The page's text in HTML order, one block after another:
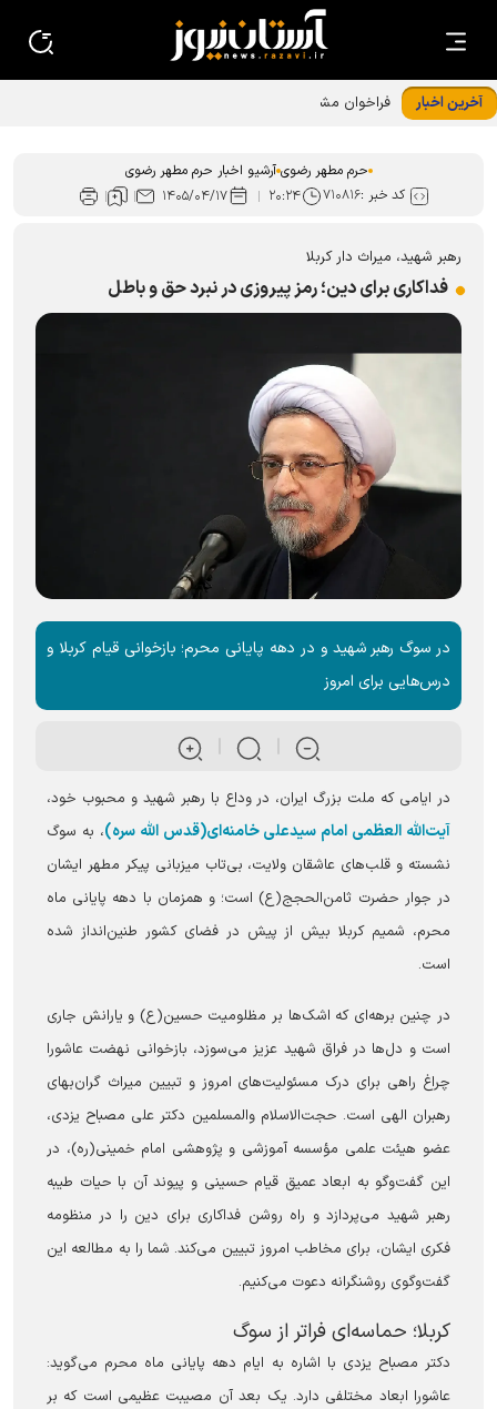
آخرین اخبار
فراخوان مشارکت زائران و مجاوران در طرح «خدمت در بهشت»
حرم مطهر رضوی آرشیو اخبار حرم مطهر رضوی
کد خبر :۷۱۰۸۱۶ ۲۰:۲۴ ۱۴۰۵/۰۴/۱۷
‏رهبر شهید، میراث دار کربلا
‏فداکاری برای دین؛ رمز پیروزی در نبرد حق و باطل
‏در سوگ رهبر شهید و در دهه پایانی محرم؛ بازخوانی قیام کربلا و
درس‌هایی برای امروز
در ایامی که ملت بزرگ ایران، در وداع با رهبر شهید و محبوب خود،
آیت‌الله العظمی امام سیدعلی خامنه‌ای(قدس الله سره)، به سوگ
نشسته و قلب‌های عاشقان ولایت، بی‌تاب میزبانی پیکر مطهر ایشان
در جوار حضرت ثامن‌الحجج(ع) است؛ و همزمان با دهه پایانی ماه
محرم، شمیم کربلا بیش از پیش در فضای کشور طنین‌انداز شده
است.
در چنین برهه‌ای که اشک‌ها بر مظلومیت حسین(ع) و یارانش جاری
است و دل‌ها در فراق شهید عزیز می‌سوزد، بازخوانی نهضت عاشورا
چراغ راهی برای درک مسئولیت‌های امروز و تبیین میراث گران‌بهای
رهبران الهی است. حجت‌الاسلام والمسلمین دکتر علی مصباح یزدی،
عضو هیئت علمی مؤسسه آموزشی و پژوهشی امام خمینی(ره)، در
این گفت‌وگو به ابعاد عمیق قیام حسینی و پیوند آن با حیات طیبه
رهبر شهید می‌پردازد و راه روشن فداکاری برای دین را در منظومه
فکری ایشان، برای مخاطب امروز تبیین می‌کند. شما را به مطالعه این
گفت‌وگوی روشنگرانه دعوت می‌کنیم.
‏کربلا؛ حماسه‌ای فراتر از سوگ
دکتر مصباح یزدی با اشاره به ایام دهه پایانی ماه محرم می‌گوید:
عاشورا ابعاد مختلفی دارد. یک بعد آن مصیبت عظیمی است که بر